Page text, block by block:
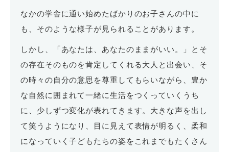
なかの学舎に通い始めたばかりのお子さんの中に
も、そのような様子が見られることがあります。
しかし、「あなたは、あなたのままがいい。」とそ
の存在そのものを肯定してくれる大人と出会い、そ
の時々の自分の意思を尊重してもらいながら、豊か
な自然に囲まれて一緒に生活をつくっていくうち
に、少しずつ変化が表れてきます。大きな声を出し
て笑うようになり、目に見えて表情が明るく、柔和
になっていく子どもたちの姿をこれまでもたくさん